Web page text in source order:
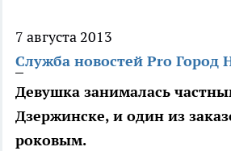
7 августа 2013
Служба новостей Pro Город
Девушка занималась
Дзержинске, и один из
роковым.